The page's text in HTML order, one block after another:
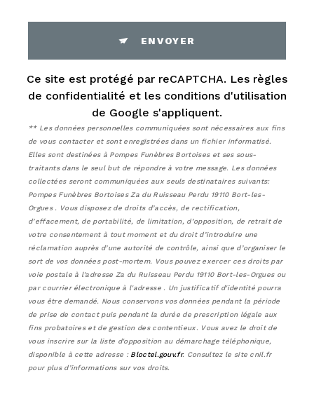
ENVOYER
Ce site est protégé par reCAPTCHA. Les règles
de confidentialité et les conditions d'utilisation
de Google s'appliquent.
** Les données personnelles communiquées sont nécessaires aux fins
de vous contacter et sont enregistrées dans un fichier informatisé.
Elles sont destinées à Pompes Funèbres Bortoises et ses sous-
traitants dans le seul but de répondre à votre message. Les données
collectées seront communiquées aux seuls destinataires suivants:
Pompes Funèbres Bortoises Za du Ruisseau Perdu 19110 Bort-les-
Orgues . Vous disposez de droits d’accès, de rectification,
d’effacement, de portabilité, de limitation, d’opposition, de retrait de
votre consentement à tout moment et du droit d’introduire une
réclamation auprès d’une autorité de contrôle, ainsi que d’organiser le
sort de vos données post-mortem. Vous pouvez exercer ces droits par
voie postale à l'adresse Za du Ruisseau Perdu 19110 Bort-les-Orgues ou
par courrier électronique à l'adresse . Un justificatif d'identité pourra
vous être demandé. Nous conservons vos données pendant la période
de prise de contact puis pendant la durée de prescription légale aux
fins probatoires et de gestion des contentieux. Vous avez le droit de
vous inscrire sur la liste d'opposition au démarchage téléphonique,
disponible à cette adresse : Bloctel.gouv.fr. Consultez le site cnil.fr
pour plus d’informations sur vos droits.